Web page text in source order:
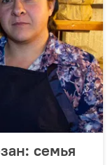
семья